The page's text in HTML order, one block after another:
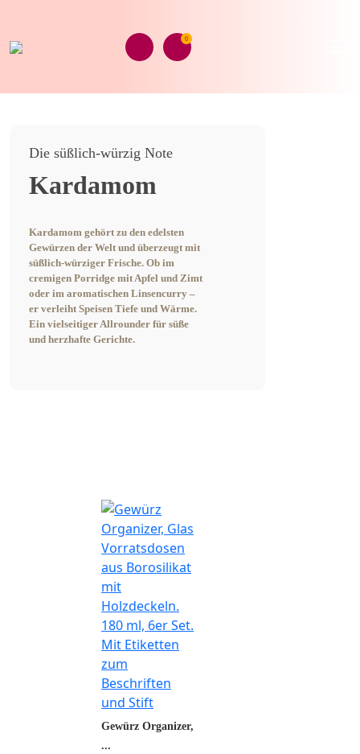
0
Die süßlich-würzig Note
Kardamom
Kardamom gehört zu den edelsten
Gewürzen der Welt und überzeugt mit
süßlich-würziger Frische. Ob im
cremigen Porridge mit Apfel und Zimt
oder im aromatischen Linsencurry –
er verleiht Speisen Tiefe und Wärme.
Ein vielseitiger Allrounder für süße
und herzhafte Gerichte.
Gewürz Organizer,
...